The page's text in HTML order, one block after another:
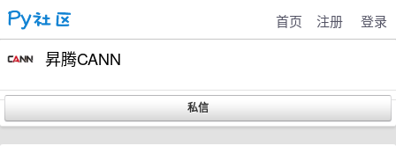
首页 注册 登录
昇腾CANN